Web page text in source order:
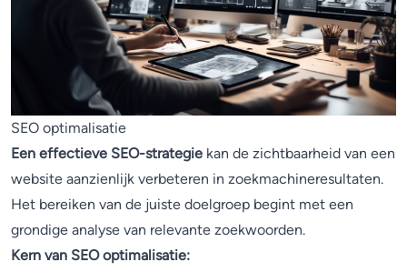
SEO optimalisatie
Een effectieve SEO-strategie kan de zichtbaarheid van een
website aanzienlijk verbeteren in zoekmachineresultaten.
Het bereiken van de juiste doelgroep begint met een
grondige analyse van relevante zoekwoorden.
Kern van SEO optimalisatie: